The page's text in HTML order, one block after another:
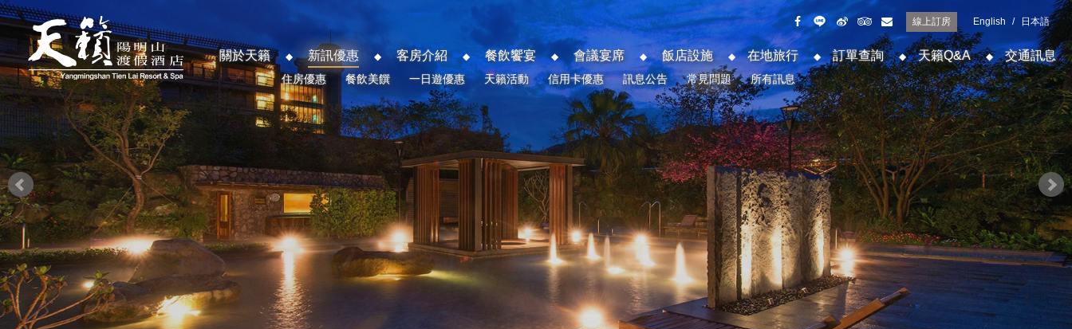
線上訂房 English / 日本語
關於天籟 新訊優惠
住房優惠 餐飲美饌 一日遊優惠 天籟活動 信用卡優惠 訊息公告 常見問題 所有訊息
客房介紹 餐飲饗宴 會議宴席 飯店設施 在地旅行 訂單查詢 天籟Q&A 交通訊息